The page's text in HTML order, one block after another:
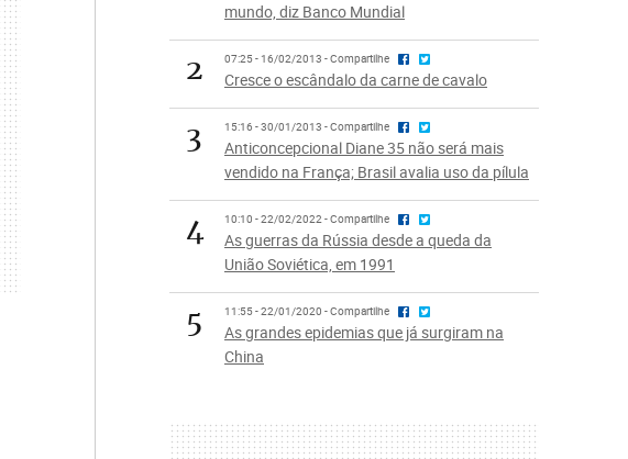
mundo, diz Banco Mundial
2 07:25 - 16/02/2013 - Compartilhe
Cresce o escândalo da carne de cavalo
3 15:16 - 30/01/2013 - Compartilhe
Anticoncepcional Diane 35 não será mais
vendido na França; Brasil avalia uso da pílula
4 10:10 - 22/02/2022 - Compartilhe
As guerras da Rússia desde a queda da
União Soviética, em 1991
5 11:55 - 22/01/2020 - Compartilhe
As grandes epidemias que já surgiram na
China